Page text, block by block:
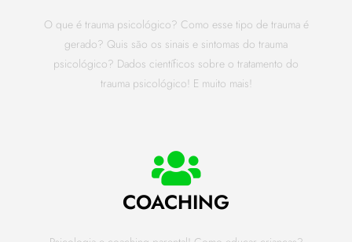
O que é trauma psicológico? Como esse tipo de trauma é
gerado? Quis são os sinais e sintomas do trauma
psicológico? Dados científicos sobre o tratamento do
trauma psicológico! E muito mais!
COACHING